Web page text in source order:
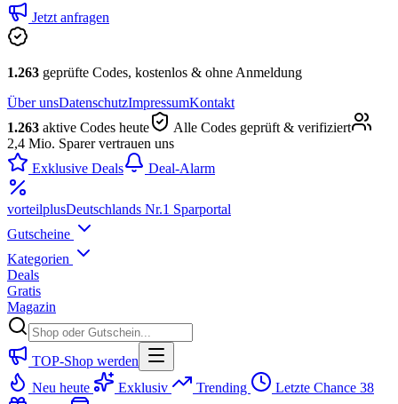
Jetzt anfragen
1.263 geprüfte Codes, kostenlos & ohne Anmeldung
Über unsDatenschutzImpressumKontakt
1.263 aktive Codes heute
Alle Codes geprüft & verifiziert
2,4 Mio. Sparer vertrauen uns
Exklusive Deals
Deal-Alarm
vorteilplusDeutschlands Nr.1 Sparportal
Gutscheine
Kategorien
Deals
Gratis
Magazin
TOP-Shop werden
Neu heute
Exklusiv Trending Letzte Chance 38